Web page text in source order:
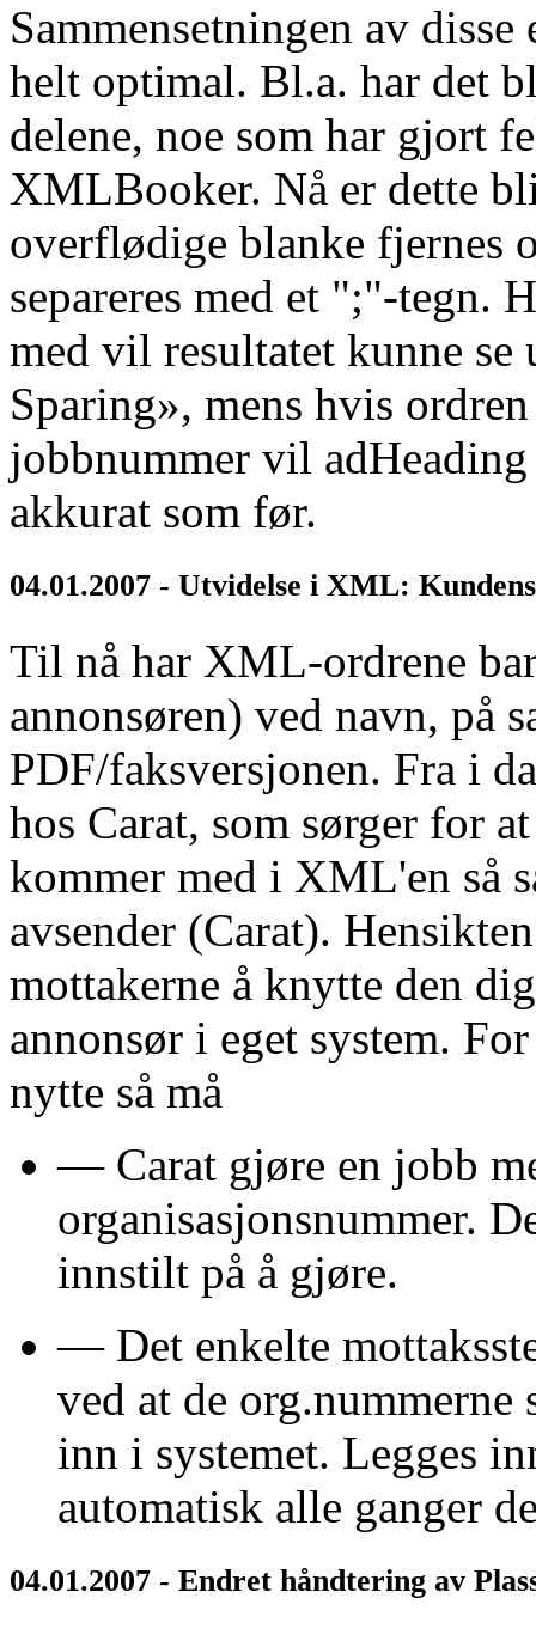
Sammensetningen av
helt optimal. Bl.a. har det
delene, noe som har gjort
XMLBooker. Nå er dette
overflødige blanke fjernes
separeres med et ";"-tegn.
med vil resultatet kunne se
Sparing», mens hvis
jobbnummer vil
akkurat som før.
04.01.2007 - Utvidelse i XML:
Til nå har XML-ordrene
annonsøren) ved navn, på
PDF/faksversjonen. Fra i
hos Carat, som sørger for
kommer med i XML'en så
avsender (Carat).
mottakerne å knytte den
annonsør i eget system.
nytte så må
— Carat gjøre en jobb
organisasjonsnummer.
innstilt på å gjøre.
— Det enkelte
ved at de
inn i systemet. Legges
automatisk alle ganger
04.01.2007 - Endret håndtering av